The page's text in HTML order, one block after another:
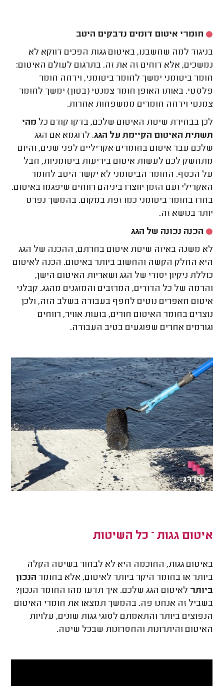
חומרי איטום דומים נדבקים היטב
בניגוד למה שחשבנו, באיטום גגות הפכים דווקא לא
נמשכים, אלא דוחים זה את זה. בתרגום לעולם האיטום:
חומר ביטומני ימשך לחומר ביטומני, וידחה חומר
פלסטי. באותו האופן חומר צמנטי (בטון) ימשך לחומר
צמנטי וידחה חומרים ממשפחות אחרות.
לכן בבחירת שיטת האיטום שלכם, בדקו קודם כל מהי
תשתית האיטום הקיימת על הגג. לדוגמא אם הגג
שלכם עבר איטום בחומרים אקריליים לפני שנים, והיום
מתחשק לכם לעשות איטום ביריעות ביטומניות, חבל
על הכסף. החומר הביטומני לא יקשר היטב לחומר
האקרילי ועם הזמן יווצרו ביניהם רווחים שיפגמו באיטום.
בחרו בחומר ביטומני כמו זפת במקום. בהמשך נפרט
יותר בנושא זה.
הכנה נכונה של הגג
לא משנה באיזה שיטת איטום בחרתם, ההכנה של הגג
היא החלק הקשה והחשוב ביותר באיטום. הכנה לאיטום
כוללת ניקיון יסודי של הגג ושאריות האיטום הישן,
והרמה של כל הדודים, המרזבים והמזגנים מהגג. קבלני
איטום חאפרים נוטים לחפף בעבודה בשלב הזה, ולכן
נוצרים בחומר האיטום חורים, בועות אוויר, רווחים
וגורמים אחרים שפוגעים בטיב העבודה.
איטום גגות – כל השיטות
באיטום גגות, החוכמה היא לא לבחור בשיטה הקלה
ביותר או בחומר היקר ביותר לאיטום, אלא בחומר הנכון
ביותר לאיטום הגג שלכם. איך תדעו מהו החומר הנכון?
בשביל זה אנחנו פה. בהמשך תמצאו את חומרי האיטום
הנפוצים ביותר והתאמתם לסוגי גגות שונים, עלויות
האיטום והיתרונות והחסרונות שבכל שיטה.